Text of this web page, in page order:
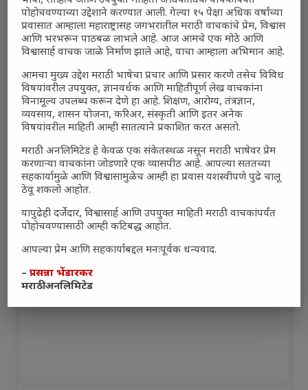
पोहोचवण्याच्या उद्देशाने करण्यात आली. गेल्या १५ पेक्षा अधिक वर्षांच्या
प्रवासात आम्हाला महाराष्ट्रासह जगभरातील मराठी वाचकांचे प्रेम, विश्वास
आणि भरभरून पाठबळ लाभले आहे. आज आमचे एक मोठे आणि
विश्वासार्ह वाचक जाळे निर्माण झाले आहे, याचा आम्हाला अभिमान आहे.
आमचा मुख्य उद्देश मराठी भाषेचा प्रचार आणि प्रसार करणे तसेच विविध
विषयांवरील उपयुक्त, ज्ञानवर्धक आणि माहितीपूर्ण लेख वाचकांना
विनामूल्य उपलब्ध करून देणे हा आहे. शिक्षण, आरोग्य, तंत्रज्ञान,
व्यवसाय, शासन योजना, करिअर, संस्कृती आणि इतर अनेक
विषयांवरील माहिती आम्ही सातत्याने प्रकाशित करत असतो.
मराठी अनलिमिटेड हे केवळ एक संकेतस्थळ नसून मराठी भाषेवर प्रेम
करणाऱ्या वाचकांना जोडणारे एक व्यासपीठ आहे. आपल्या सततच्या
सहकार्यामुळे आणि विश्वासामुळेच आम्ही हा प्रवास यशस्वीपणे पुढे चालू
ठेवू शकलो आहोत.
यापुढेही दर्जेदार, विश्वासार्ह आणि उपयुक्त माहिती मराठी वाचकांपर्यंत
पोहोचवण्यासाठी आम्ही कटिबद्ध आहोत.
आपल्या प्रेम आणि सहकार्याबद्दल मनःपूर्वक धन्यवाद.
–प्रसन्ना भेंडारकर
मराठी अनलिमिटेड